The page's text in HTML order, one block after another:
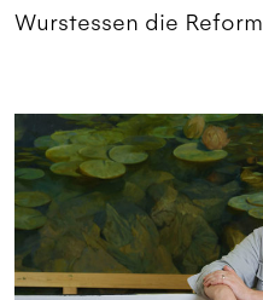
Wurstessen die